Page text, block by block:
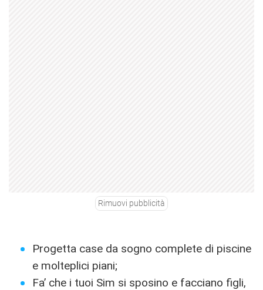
Rimuovi pubblicità
Progetta case da sogno complete di piscine
e molteplici piani;
Fa’ che i tuoi Sim si sposino e facciano figli,